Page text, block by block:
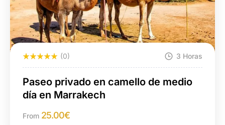
(0) 3 Horas
Paseo privado en camello de medio
día en Marrakech
From 25.00€